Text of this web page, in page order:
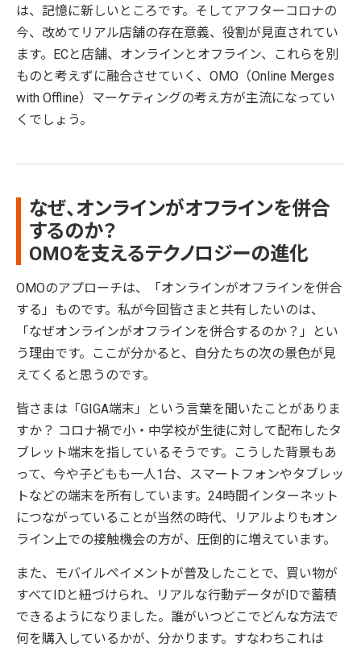
は、記憶に新しいところです。そしてアフターコロナの
今、改めてリアル店舗の存在意義、役割が見直されてい
ます。ECと店舗、オンラインとオフライン、これらを別
ものと考えずに融合させていく、OMO（Online Merges
with Offline）マーケティングの考え方が主流になってい
くでしょう。
なぜ、オンラインがオフラインを併合
するのか？
OMOを支えるテクノロジーの進化
OMOのアプローチは、「オンラインがオフラインを併合
する」ものです。私が今回皆さまと共有したいのは、
「なぜオンラインがオフラインを併合するのか？」とい
う理由です。ここが分かると、自分たちの次の景色が見
えてくると思うのです。
皆さまは「GIGA端末」という言葉を聞いたことがありま
すか？ コロナ禍で小・中学校が生徒に対して配布したタ
ブレット端末を指しているそうです。こうした背景もあ
って、今や子どもも一人1台、スマートフォンやタブレッ
トなどの端末を所有しています。24時間インターネット
につながっていることが当然の時代、リアルよりもオン
ライン上での接触機会の方が、圧倒的に増えています。
また、モバイルペイメントが普及したことで、買い物が
すべてIDと紐づけられ、リアルな行動データがIDで蓄積
できるようになりました。誰がいつどこでどんな方法で
何を購入しているかが、分かります。すなわちこれは